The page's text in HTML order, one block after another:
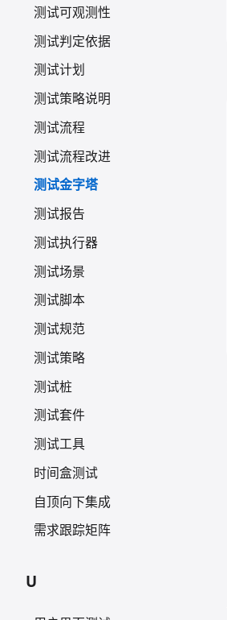
测试可观测性
测试判定依据
测试计划
测试策略说明
测试流程
测试流程改进
测试金字塔
测试报告
测试执行器
测试场景
测试脚本
测试规范
测试策略
测试桩
测试套件
测试工具
时间盒测试
自顶向下集成
需求跟踪矩阵
U